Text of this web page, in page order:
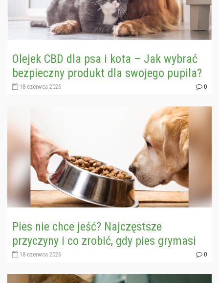
Olejek CBD dla psa i kota – Jak wybrać
bezpieczny produkt dla swojego pupila?
18 czerwca 2026 0
Pies nie chce jeść? Najczęstsze
przyczyny i co zrobić, gdy pies grymasi
18 czerwca 2026 0